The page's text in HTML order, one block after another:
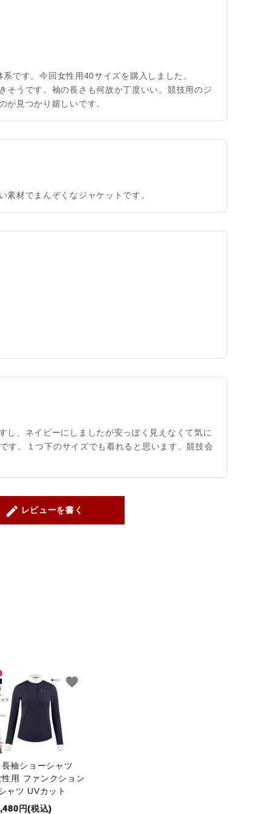
です。今回女性用40サイズを購入しました。
そうです。袖の長さも何故か丁度いい。競技用のジ
見つかり嬉しいです。
材でまんぞくなジャケットです。
し、ネイビーにしましたが安っぽく見えなくて気に
す。１つ下のサイズでも着れると思います。競技会
create レビューを書く
袖ショーシャツ
用 ファンクション
ャツ UVカット
円(税込)
favorite